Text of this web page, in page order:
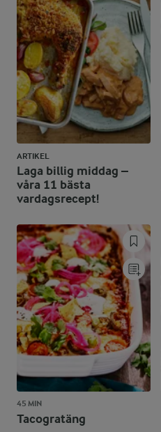
ARTIKEL
Laga billig middag –
våra 11 bästa
vardagsrecept!
45 MIN
Tacogratäng